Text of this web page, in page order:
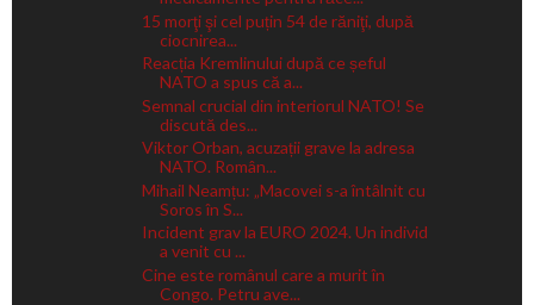
15 morţi şi cel puțin 54 de răniţi, după
ciocnirea...
Reacția Kremlinului după ce șeful
NATO a spus că a...
Semnal crucial din interiorul NATO! Se
discută des...
Viktor Orban, acuzații grave la adresa
NATO. Român...
Mihail Neamțu: „Macovei s-a întâlnit cu
Soros în S...
Incident grav la EURO 2024. Un individ
a venit cu ...
Cine este românul care a murit în
Congo. Petru ave...